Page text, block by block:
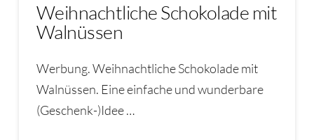
Weihnachtliche Schokolade mit
Walnüssen
Werbung. Weihnachtliche Schokolade mit
Walnüssen. Eine einfache und wunderbare
(Geschenk-)Idee …